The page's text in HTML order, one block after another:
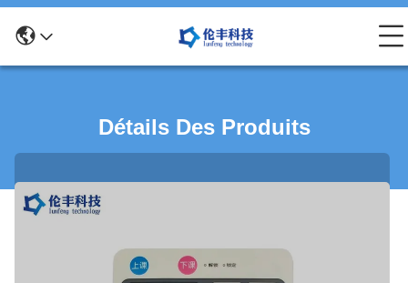
Détails Des Produits